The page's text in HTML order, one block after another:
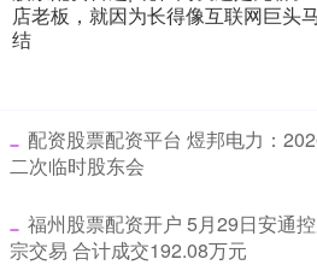
店老板，就因为长得像互联网巨头
结
配资股票配资平台 煜邦电力：
二次临时股东会
福州股票配资开户 5月29日安通
宗交易 合计成交192.08万元